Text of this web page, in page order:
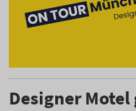
Designer